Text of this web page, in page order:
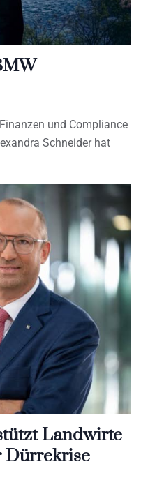
und Compliance
Schneider hat
Landwirte
Dürrekrise